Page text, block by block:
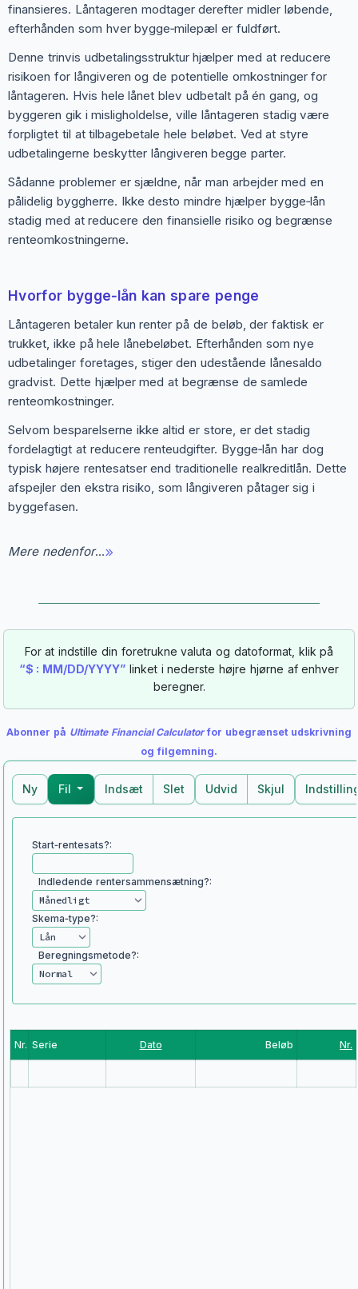
finansieres. Låntageren modtager derefter midler løbende,
efterhånden som hver bygge‑milepæl er fuldført.
Denne trinvis udbetalingsstruktur hjælper med at reducere
risikoen for långiveren og de potentielle omkostninger for
låntageren. Hvis hele lånet blev udbetalt på én gang, og
byggeren gik i misligholdelse, ville låntageren stadig være
forpligtet til at tilbagebetale hele beløbet. Ved at styre
udbetalingerne beskytter långiveren begge parter.
Sådanne problemer er sjældne, når man arbejder med en
pålidelig byggherre. Ikke desto mindre hjælper bygge‑lån
stadig med at reducere den finansielle risiko og begrænse
renteomkostningerne.
Hvorfor bygge‑lån kan spare penge
Låntageren betaler kun renter på de beløb, der faktisk er
trukket, ikke på hele lånebeløbet. Efterhånden som nye
udbetalinger foretages, stiger den udestående lånesaldo
gradvist. Dette hjælper med at begrænse de samlede
renteomkostninger.
Selvom besparelserne ikke altid er store, er det stadig
fordelagtigt at reducere renteudgifter. Bygge‑lån har dog
typisk højere rentesatser end traditionelle realkreditlån. Dette
afspejler den ekstra risiko, som långiveren påtager sig i
byggefasen.
Mere nedenfor…
For at indstille din foretrukne valuta og datoformat, klik på
“$ : MM/DD/YYYY” linket i nederste højre hjørne af enhver
beregner.
Abonner på Ultimate Financial Calculatorfor ubegrænset udskrivning
og filgemning.
Ny Fil Indsæt Slet Udvid Skjul
Start‑rentesats?:
Indledende rentersammensætning?:
Skema‑type?:
Beregningsmetode?:
Nr. Serie Dato Beløb Nr.